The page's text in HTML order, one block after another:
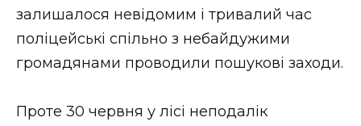
НОВИНИ ЗАХІДНОЇ УКРАЇНИ
залишалося невідомим і тривалий час
поліцейські спільно з небайдужими
громадянами проводили пошукові заходи.
Проте 30 червня у лісі неподалік